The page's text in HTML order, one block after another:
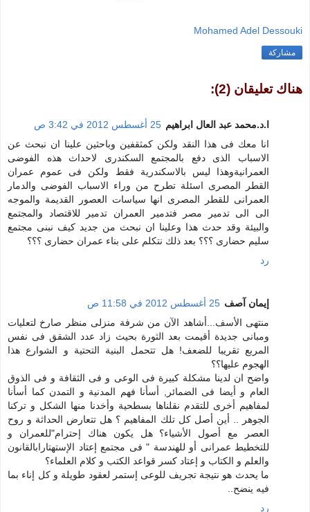
Mohamed Adel Dessouki
مشاركة
هناك تعليقان (2):
ا.د.محمد عبد العال ابراهيم 25 أغسطس 2012 في 3:42 ص
انا معك فى هذا النقد ولكن كمثقفين وباحثين علينا ان نبحث عن
الاسباب الذى دفع بالمجتمع السكندرى لاحداث هذه الفوضى
العمرانيةوهذا ليس بالاسكندرية فقط ولكن فى عموم عمران
القطر المصرى اسئلة تطرح من وراء الاسباب الفوضى والدمار
العمرانى للقطر المصرى انها سياسات العصور القديمة والموجه
الى الى تدمير مصر فتدمير العمران تدمير للاقتصاد والمجتمع
والبيئة وقد حدث هذا وعلينا ان نبحث من جديد كيف نبنى مجتمع
سليم حضارى ؟؟؟ بعد ذلك نتكلم على بناء عمران حضارى ؟؟؟
رد
إيمان آصف 25 أغسطس 2012 في 11:58 ص
منتهى الأسف...أشاهد الآن من شرفة منزلى منظر صارخ لتعليات
ومبانى جديدة أقيمت بعد الثورة بحيث زاد عدد الشقق فى نفس
المربع تقريبا للضعف! هل تتحمل البنية التحتية و الشوارع هذا
الهجوم عليها؟؟
واضح ان لدينا مشكلة كبيرة فى الوعى و فى الثقافة و فى الذوق
العام و أيضا فى الضمائر, أسأنا فهم المدنية و التمدن كما أسأنا
لمفاهيم أخرى للتقدم نقلناها بسطحية وأخدنا منها الشكل و تركنا
الجوهر .. أين أصل كل تلك المفاهيم ؟ هل تتعارض الحداثة و روح
العصر مع أصول الأشياء؟ هل يكون هناك إحترام"للعمران و
للتخطيط عمرانى أو للهندسة " فى مجتمع إعتاد الإستهتارابالقانون
والعلم و الكتاب و إعتاد كسر قواعد الكتب و كلام العلماء؟
ما يحدث هو نتيجة تجريف للوعى إستمر لعقود طويلة و كل إناء بما
فيه ينضح..
رد